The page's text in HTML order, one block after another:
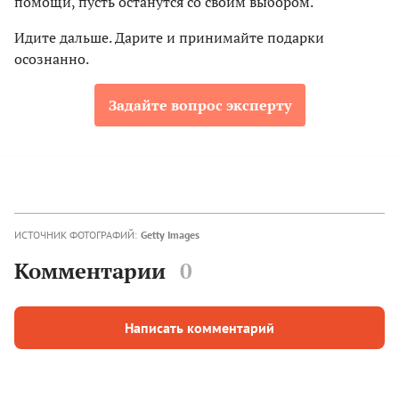
Идите дальше. Дарите и принимайте подарки
осознанно.
Задайте вопрос эксперту
ИСТОЧНИК ФОТОГРАФИЙ: Getty Images
Комментарии 0
Написать комментарий